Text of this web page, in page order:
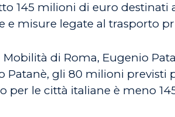
145 milioni di euro
e misure legate al trasporto
Mobilità di Roma, Eugenio
Patanè, gli 80 milioni
per le città italiane è meno